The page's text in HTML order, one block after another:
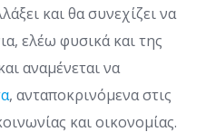
και θα συνεχίζει να
ελέω φυσικά και της
αναμένεται να
, ανταποκρινόμενα στις
και οικονομίας.